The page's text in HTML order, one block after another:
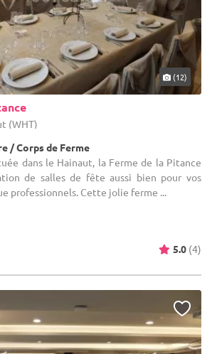
(12)
(WHT)
/ Corps de Ferme
dans le Hainaut, la Ferme de la Pitance
de salles de fête aussi bien pour vos
professionnels. Cette jolie ferme ...
5.0 (4)